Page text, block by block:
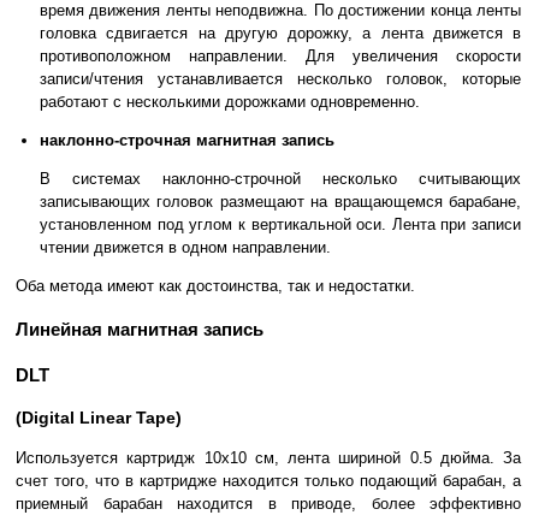
время движения ленты неподвижна. По достижении конца ленты
головка сдвигается на другую дорожку, а лента движется в
противоположном направлении. Для увеличения скорости
записи/чтения устанавливается несколько головок, которые
работают с несколькими дорожками одновременно.
наклонно-строчная магнитная запись
В системах наклонно-строчной несколько считывающих
записывающих головок размещают на вращающемся барабане,
установленном под углом к вертикальной оси. Лента при записи
чтении движется в одном направлении.
Оба метода имеют как достоинства, так и недостатки.
Линейная магнитная запись
DLT
(Digital Linear Tape)
Используется картридж 10x10 см, лента шириной 0.5 дюйма. За
счет того, что в картридже находится только подающий барабан, а
приемный барабан находится в приводе, более эффективно